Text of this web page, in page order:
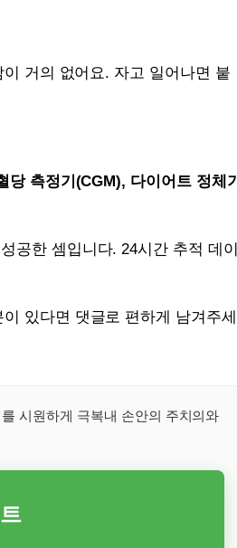
거의 없어요. 자고 일어나면 붙
당 측정기(CGM), 다이어트 정체기
공한 셈입니다. 24시간 추적 데이
있다면 댓글로 편하게 남겨주세
시원하게 극복내 손안의 주치의와